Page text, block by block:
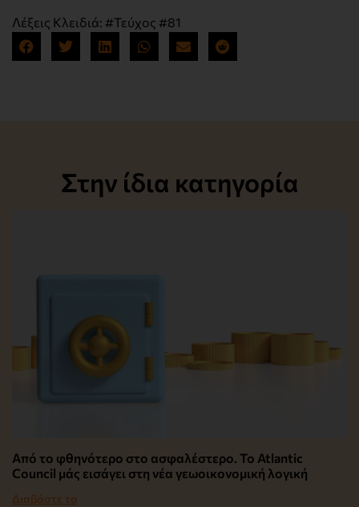
Λέξεις Κλειδιά: #Τεύχος #81
Στην ίδια κατηγορία
Από το φθηνότερο στο ασφαλέστερο. Το Atlantic
Council μάς εισάγει στη νέα γεωοικονομική λογική
Διαβάστε το